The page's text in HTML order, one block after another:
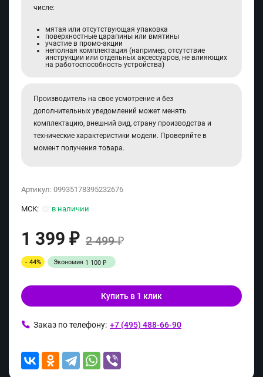
числе:
мятая или отсутствующая упаковка
поверхностные царапины или вмятины
участие в промо-акции
неполная комплектация (например, отсутствие
инструкции или отдельных аксессуаров, не влияющих
на работоспособность устройства)
Производитель на свое усмотрение и без
дополнительных уведомлений может менять
комплектацию, внешний вид, страну производства и
технические характеристики модели. Проверяйте в
момент получения товара.
Артикул: 09935178395232676
МСК: в наличии
1 399 ₽ 2 499₽
- 44% Экономия 1 100 ₽
Купить в 1 клик
Заказ по телефону: +7 (495) 488-66-90